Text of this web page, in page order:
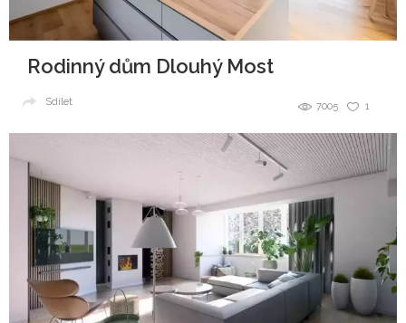
Rodinný dům Dlouhý Most
1
7005
Sdílet